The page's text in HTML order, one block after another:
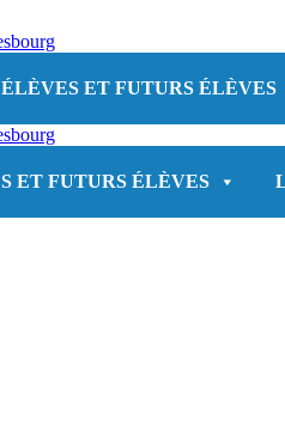
ÉLÈVES ET FUTURS ÉLÈVES
ET FUTURS ÉLÈVES